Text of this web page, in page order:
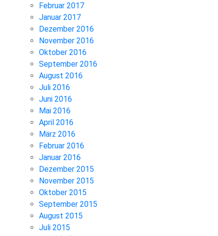
Februar 2017
Januar 2017
Dezember 2016
November 2016
Oktober 2016
September 2016
August 2016
Juli 2016
Juni 2016
Mai 2016
April 2016
März 2016
Februar 2016
Januar 2016
Dezember 2015
November 2015
Oktober 2015
September 2015
August 2015
Juli 2015